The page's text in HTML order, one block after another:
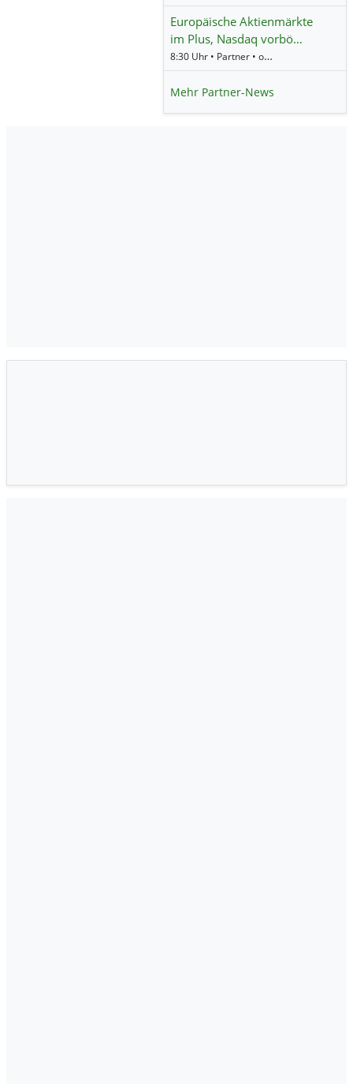
Europäische Aktienmärkte
im Plus, Nasdaq vorbö…
8:30 Uhr • Partner • onemarkets Blog
Mehr Partner-News